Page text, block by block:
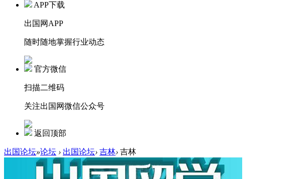
APP下载
出国网APP
随时随地掌握行业动态
官方微信
扫描二维码
关注出国网微信公众号
返回顶部
出国论坛»论坛 › 出国论坛› 吉林› 吉林